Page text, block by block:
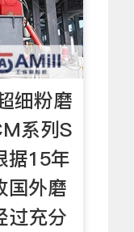
细粉磨
系列S
据15年
国外磨
过充分